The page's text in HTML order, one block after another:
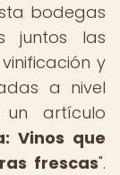
bodegas
juntos las
y
a nivel
un artículo
Vinos que
frescas".